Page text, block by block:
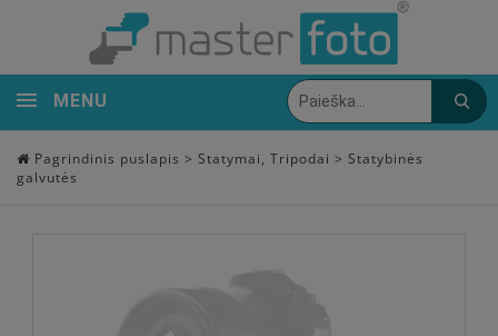
MENU
Pagrindinis puslapis > Statymai, Tripodai > Statybinės
galvutės